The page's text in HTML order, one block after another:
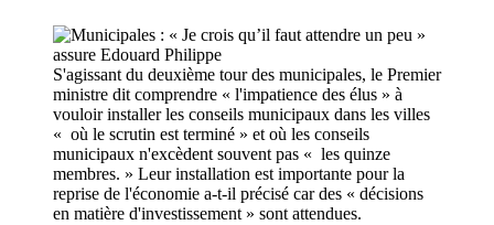
S'agissant du deuxième tour des municipales, le Premier
ministre dit comprendre « l'impatience des élus » à
vouloir installer les conseils municipaux dans les villes
« où le scrutin est terminé » et où les conseils
municipaux n'excèdent souvent pas « les quinze
membres. » Leur installation est importante pour la
reprise de l'économie a-t-il précisé car des « décisions
en matière d'investissement » sont attendues.